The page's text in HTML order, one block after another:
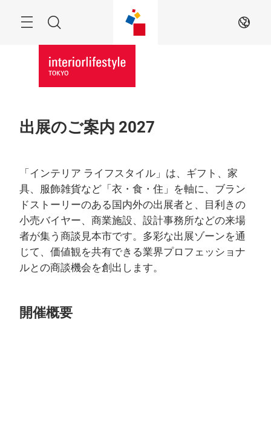
Search JA
出展のご案内 2027
「インテリア ライフスタイル」は、ギフト、家
具、服飾雑貨など「衣・食・住」を軸に、ブラン
ドストーリーのある国内外の出展者と、目利きの
小売バイヤー、商業施設、設計事務所などの来場
者が集う商談見本市です。多彩な出展ゾーンを通
じて、価値観を共有できる業界プロフェッショナ
ルとの商談機会を創出します。
開催概要